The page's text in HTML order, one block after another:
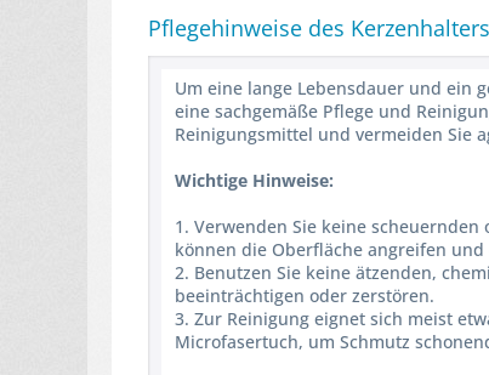
Pflegehinweise des Kerzenhalters
Um eine lange Lebensdauer und ein
eine sachgemäße Pflege und
Reinigungsmittel und vermeiden Sie
Wichtige Hinweise:
1. Verwenden Sie keine
können die Oberfläche angreifen
2. Benutzen Sie keine ätzenden,
beeinträchtigen oder zerstören.
3. Zur Reinigung eignet sich meist
Microfasertuch, um Schmutz